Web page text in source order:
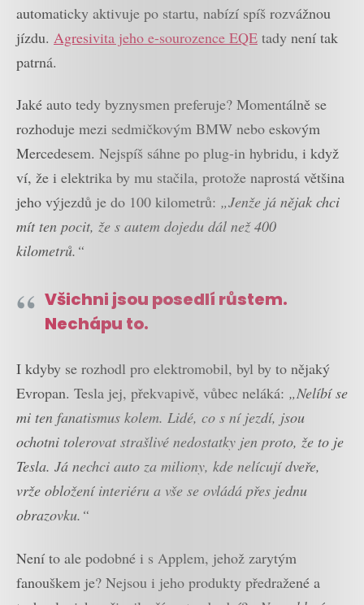
automaticky aktivuje po startu, nabízí spíš rozvážnou
jízdu. Agresivita jeho e-sourozence EQE tady není tak
patrná.
Jaké auto tedy byznysmen preferuje? Momentálně se
rozhoduje mezi sedmičkovým BMW nebo eskovým
Mercedesem. Nejspíš sáhne po plug-in hybridu, i když
ví, že i elektrika by mu stačila, protože naprostá většina
jeho výjezdů je do 100 kilometrů: „Jenže já nějak chci
mít ten pocit, že s autem dojedu dál než 400
kilometrů.“
Všichni jsou posedlí růstem.
Nechápu to.
I kdyby se rozhodl pro elektromobil, byl by to nějaký
Evropan. Tesla jej, překvapivě, vůbec neláká: „Nelíbí se
mi ten fanatismus kolem. Lidé, co s ní jezdí, jsou
ochotni tolerovat strašlivé nedostatky jen proto, že to je
Tesla. Já nechci auto za miliony, kde nelícují dveře,
vrže obložení interiéru a vše se ovládá přes jednu
obrazovku.“
Není to ale podobné i s Applem, jehož zarytým
fanouškem je? Nejsou i jeho produkty předražené a